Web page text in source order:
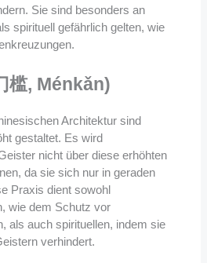
Sie sind besonders an
spirituell gefährlich gelten, wie
槛, Ménkǎn)
Architektur sind
gestaltet. Es wird
nicht über diese erhöhten
da sie sich nur in geraden
Praxis dient sowohl
wie dem Schutz vor
als auch spirituellen, indem sie
verhindert.